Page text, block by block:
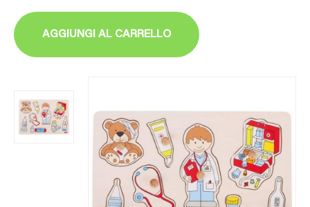
AGGIUNGI AL CARRELLO